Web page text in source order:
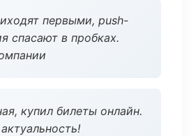
первыми, push-
спасают в пробках.
купил билеты онлайн.